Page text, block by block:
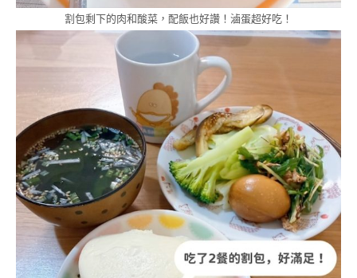
割包剩下的肉和酸菜，配飯也好讚！滷蛋超好吃！